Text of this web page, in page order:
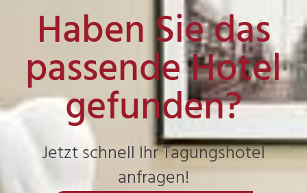
Haben Sie das
passende Hotel
gefunden?
Jetzt schnell Ihr Tagungshotel
anfragen!